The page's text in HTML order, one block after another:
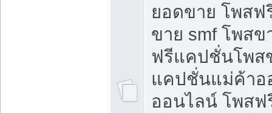
ยอดขาย โพสฟ
ขาย smf โพส
ฟรีแคปชั่นโพส
แคปชั่นแม่ค้า
ออนไลน์ โพสฟ